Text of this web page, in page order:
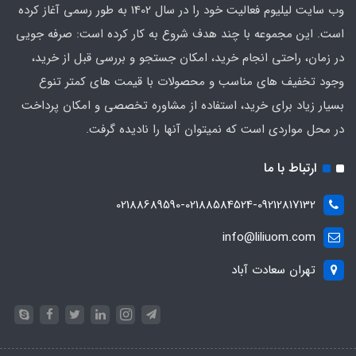
وب سایت لیلیوم فعالیت خود را در سال 1402 به طور رسمی آغاز کرده
است. این مجموعه با چند هدف شروع به کار کرده است: صرفه جویی
در زمان، راحتی انجام خرید، امکان جستجو و بررسی قبل از خرید،
وجود تخفیف های مناسب و محصولات با قیمت های کمتر تنوع
بسیار زیاد برای خرید، استفاده از مشاوره تخصصی و امکان پرداخت
در محل مواردی است که نمیتوان آنها را نادیده گرفت.
ارتباط با ما
02188689590-02188584524-09212817132
info@liliuom.com
تهران سعادت آباد